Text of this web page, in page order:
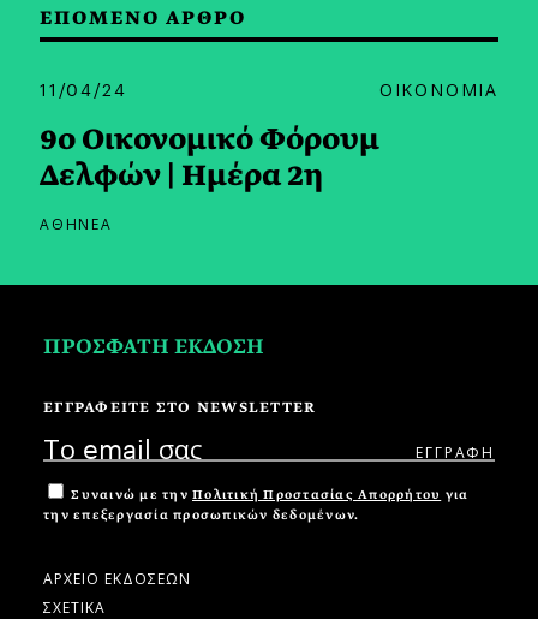
ΕΠΟΜΕΝΟ ΑΡΘΡΟ
11/04/24 ΟΙΚΟΝΟΜΙΑ
9ο Οικονομικό Φόρουμ
Δελφών | Ημέρα 2η
ΑΘΗΝΕΑ
ΠΡΟΣΦΑΤΗ ΕΚΔΟΣΗ
ΕΓΓΡΑΦΕΙΤΕ ΣΤΟ NEWSLETTER
Συναινώ με την Πολιτική Προστασίας Απορρήτου για
την επεξεργασία προσωπικών δεδομένων.
ΑΡΧΕΙΟ ΕΚΔΟΣΕΩΝ
ΣΧΕΤΙΚΑ